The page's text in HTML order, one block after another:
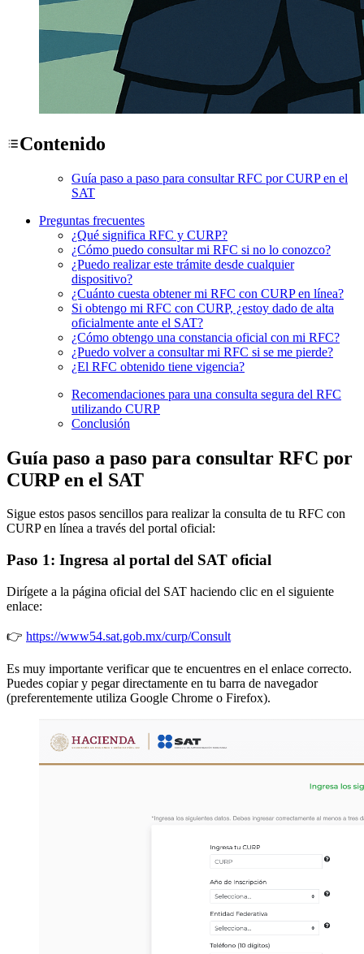
Contenido
Guía paso a paso para consultar RFC por CURP en el
SAT
Preguntas frecuentes
¿Qué significa RFC y CURP?
¿Cómo puedo consultar mi RFC si no lo conozco?
¿Puedo realizar este trámite desde cualquier
dispositivo?
¿Cuánto cuesta obtener mi RFC con CURP en línea?
Si obtengo mi RFC con CURP, ¿estoy dado de alta
oficialmente ante el SAT?
¿Cómo obtengo una constancia oficial con mi RFC?
¿Puedo volver a consultar mi RFC si se me pierde?
¿El RFC obtenido tiene vigencia?
Recomendaciones para una consulta segura del RFC
utilizando CURP
Conclusión
Guía paso a paso para consultar RFC por
CURP en el SAT
Sigue estos pasos sencillos para realizar la consulta de tu RFC con
CURP en línea a través del portal oficial:
Paso 1: Ingresa al portal del SAT oficial
Dirígete a la página oficial del SAT haciendo clic en el siguiente
enlace:
👉 https://www54.sat.gob.mx/curp/Consult
Es muy importante verificar que te encuentres en el enlace correcto.
Puedes copiar y pegar directamente en tu barra de navegador
(preferentemente utiliza Google Chrome o Firefox).